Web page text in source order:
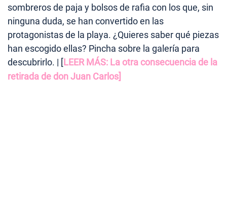
sombreros de paja y bolsos de rafia con los que, sin
ninguna duda, se han convertido en las
protagonistas de la playa. ¿Quieres saber qué piezas
han escogido ellas? Pincha sobre la galería para
descubrirlo. | [LEER MÁS: La otra consecuencia de la
retirada de don Juan Carlos]